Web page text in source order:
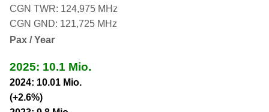
CGN TWR: 124,975 MHz
CGN GND: 121,725 MHz
Pax / Year
2025: 10.1 Mio.
2024: 10.01 Mio.
(+2.6%)